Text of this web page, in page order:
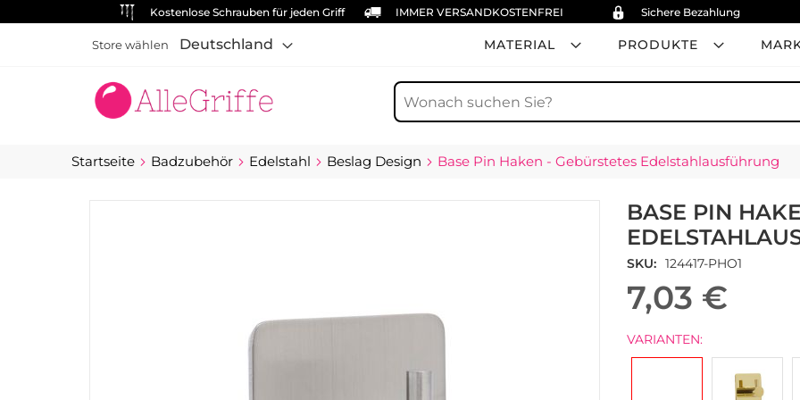
Kostenlose Schrauben für jeden Griff IMMER VERSANDKOSTENFREI Sichere Bezahlung
MATERIAL PRODUKTE
Store wählen Deutschland
Suche
Startseite Badzubehör Edelstahl Beslag Design Base Pin Haken - Gebürstetes Edelstahlausführung
BASE PIN
SKU 124417-PHO1
7,03 €
VARIANTEN: